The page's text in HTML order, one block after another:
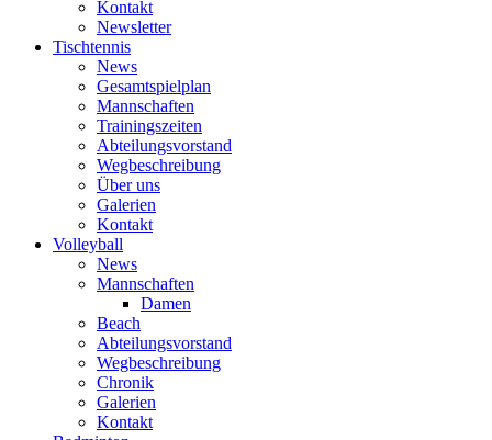
Kontakt
Newsletter
Tischtennis
News
Gesamtspielplan
Mannschaften
Trainingszeiten
Abteilungsvorstand
Wegbeschreibung
Über uns
Galerien
Kontakt
Volleyball
News
Mannschaften
Damen
Beach
Abteilungsvorstand
Wegbeschreibung
Chronik
Galerien
Kontakt